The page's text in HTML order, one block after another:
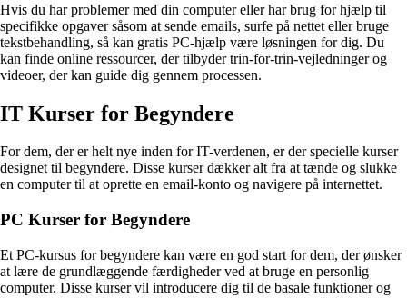
Hvis du har problemer med din computer eller har brug for hjælp til
specifikke opgaver såsom at sende emails, surfe på nettet eller bruge
tekstbehandling, så kan gratis PC-hjælp være løsningen for dig. Du
kan finde online ressourcer, der tilbyder trin-for-trin-vejledninger og
videoer, der kan guide dig gennem processen.
IT Kurser for Begyndere
For dem, der er helt nye inden for IT-verdenen, er der specielle kurser
designet til begyndere. Disse kurser dækker alt fra at tænde og slukke
en computer til at oprette en email-konto og navigere på internettet.
PC Kurser for Begyndere
Et PC-kursus for begyndere kan være en god start for dem, der ønsker
at lære de grundlæggende færdigheder ved at bruge en personlig
computer. Disse kurser vil introducere dig til de basale funktioner og